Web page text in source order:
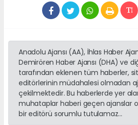
Anadolu Ajansı (AA), İhlas Haber
Demirören Haber Ajansı (DHA) ve
tarafından eklenen tüm haberler,
editörlerinin müdahalesi olmadan
çekilmektedir. Bu haberlerde yer
muhataplar haberi geçen ajanslar
bir editörü sorumlu tutulamaz...